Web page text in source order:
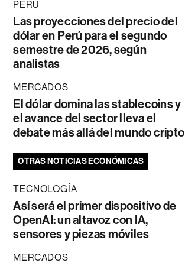
PERÚ
Las proyecciones del precio del
dólar en Perú para el segundo
semestre de 2026, según
analistas
MERCADOS
El dólar domina las stablecoins y
el avance del sector lleva el
debate más allá del mundo cripto
OTRAS NOTICIAS ECONÓMICAS
TECNOLOGÍA
Así será el primer dispositivo de
OpenAI: un altavoz con IA,
sensores y piezas móviles
MERCADOS